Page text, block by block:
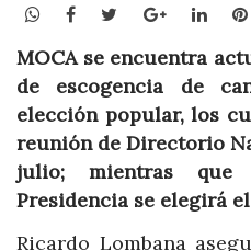
WhatsApp
Facebook
TwitterGoogle+
MOCA se encuentra
de escogencia de
elección popular, los
reunión de Directorio
julio; mientras
Presidencia se elegirá
Ricardo Lombana